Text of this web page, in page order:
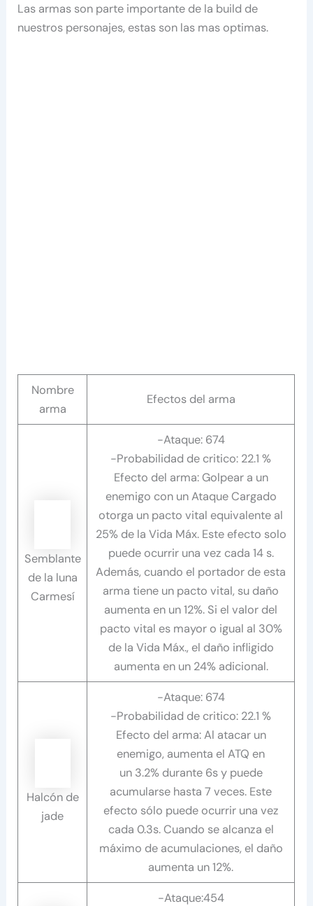
Las armas son parte importante de la build de
nuestros personajes, estas son las mas optimas.
Nombre
arma
Efectos del arma
Semblante
de la luna
Carmesí
-Ataque: 674
-Probabilidad de critico: 22.1 %
Efecto del arma: Golpear a un
enemigo con un Ataque Cargado
otorga un pacto vital equivalente al
25% de la Vida Máx. Este efecto solo
puede ocurrir una vez cada 14 s.
Además, cuando el portador de esta
arma tiene un pacto vital, su daño
aumenta en un 12%. Si el valor del
pacto vital es mayor o igual al 30%
de la Vida Máx., el daño infligido
aumenta en un 24% adicional.
Halcón de
jade
-Ataque: 674
-Probabilidad de critico: 22.1 %
Efecto del arma: Al atacar un
enemigo, aumenta el ATQ en
un 3.2% durante 6s y puede
acumularse hasta 7 veces. Este
efecto sólo puede ocurrir una vez
cada 0.3s. Cuando se alcanza el
máximo de acumulaciones, el daño
aumenta un 12%.
-Ataque:454